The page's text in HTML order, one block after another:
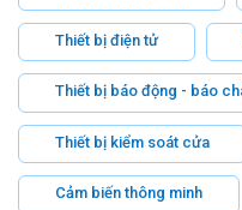
Thiết bị điện tử
Thiết bị báo động - báo
Thiết bị kiểm soát cửa
Cảm biến thông minh